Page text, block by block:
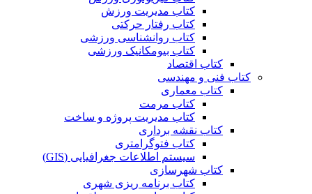
کتاب مدیریت ورزش
کتاب رفتار حرکتی
کتاب روانشناسی ورزشی
کتاب بیومکانیک ورزشی
کتاب اقتصاد
کتاب فنی و مهندسی
کتاب معماری
کتاب مرمت
کتاب مدیریت پروژه و ساخت
کتاب نقشه برداری
کتاب فتوگرامتری
سیستم اطلاعات جغرافیایی (GIS)
کتاب شهرسازی
کتاب برنامه ریزی شهری